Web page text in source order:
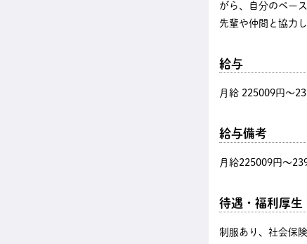
がら、自分のペー
先輩や仲間と協力
給与
月給 225009円〜
給与備考
月給225009円～
待遇・福利厚生
制服あり、社会保